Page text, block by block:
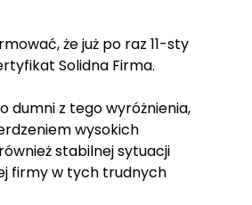
że już po raz 11-sty
Solidna Firma.
dumni z tego wyróżnienia,
wysokich
stabilnej sytuacji
firmy w tych trudnych